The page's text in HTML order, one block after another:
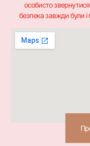
особисто
безпека завжди були